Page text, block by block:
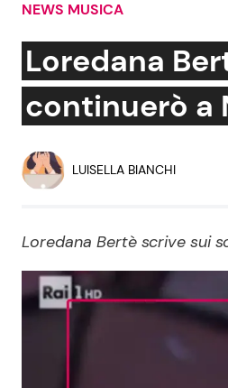
Social News
News dal mondo
NEWS MUSICA
Loredana
continuerò a
LUISELLA BIANCHI
Loredana Bertè scrive sui